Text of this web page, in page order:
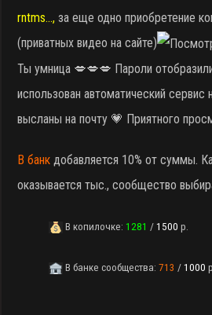
rntms…,за еще одно приобретение
(приватных видео на сайте)
Ты умница 💋💋💋 Пароли
использован автоматический сервис
высланы на почту 💗 Приятного
В банкдобавляется 10% от суммы.
оказывается тыс., сообщество
В копилочке:1281 /1500р.
В банке сообщества:713 /1000